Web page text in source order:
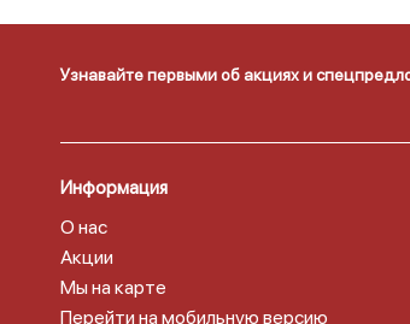
Узнавайте первыми об акциях и
Информация
О нас
Акции
Мы на карте
Перейти на мобильную версию